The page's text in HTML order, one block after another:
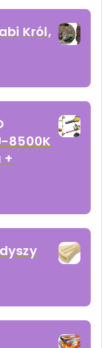
Król,
8500K
+